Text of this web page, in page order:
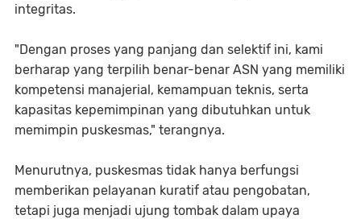
integritas.
"Dengan proses yang panjang dan selektif ini, kami
berharap yang terpilih benar-benar ASN yang memiliki
kompetensi manajerial, kemampuan teknis, serta
kapasitas kepemimpinan yang dibutuhkan untuk
memimpin puskesmas," terangnya.
Menurutnya, puskesmas tidak hanya berfungsi
memberikan pelayanan kuratif atau pengobatan,
tetapi juga menjadi ujung tombak dalam upaya